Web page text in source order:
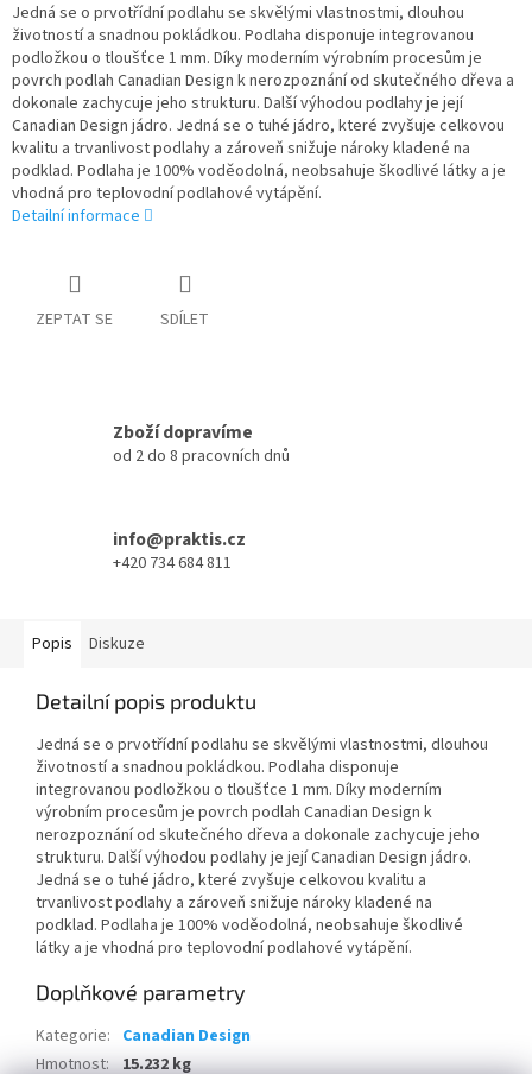
Jedná se o prvotřídní podlahu se skvělými vlastnostmi, dlouhou
životností a snadnou pokládkou. Podlaha disponuje integrovanou
podložkou o tloušťce 1 mm. Díky moderním výrobním procesům je
povrch podlah Canadian Design k nerozpoznání od skutečného dřeva a
dokonale zachycuje jeho strukturu. Další výhodou podlahy je její
Canadian Design jádro. Jedná se o tuhé jádro, které zvyšuje celkovou
kvalitu a trvanlivost podlahy a zároveň snižuje nároky kladené na
podklad. Podlaha je 100% voděodolná, neobsahuje škodlivé látky a je
vhodná pro teplovodní podlahové vytápění.
Detailní informace
ZEPTAT SE SDÍLET
Zboží dopravíme
od 2 do 8 pracovních dnů
info@praktis.cz
+420 734 684 811
Popis Diskuze
Detailní popis produktu
Jedná se o prvotřídní podlahu se skvělými vlastnostmi, dlouhou
životností a snadnou pokládkou. Podlaha disponuje
integrovanou podložkou o tloušťce 1 mm. Díky moderním
výrobním procesům je povrch podlah Canadian Design k
nerozpoznání od skutečného dřeva a dokonale zachycuje jeho
strukturu. Další výhodou podlahy je její Canadian Design jádro.
Jedná se o tuhé jádro, které zvyšuje celkovou kvalitu a
trvanlivost podlahy a zároveň snižuje nároky kladené na
podklad. Podlaha je 100% voděodolná, neobsahuje škodlivé
látky a je vhodná pro teplovodní podlahové vytápění.
Doplňkové parametry
Kategorie: Canadian Design
Hmotnost: 15.232 kg